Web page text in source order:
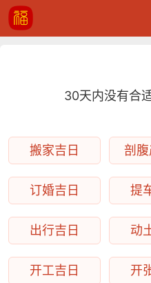
30天内没有合
搬家吉日 剖腹
订婚吉日 提
出行吉日 动
开工吉日 开